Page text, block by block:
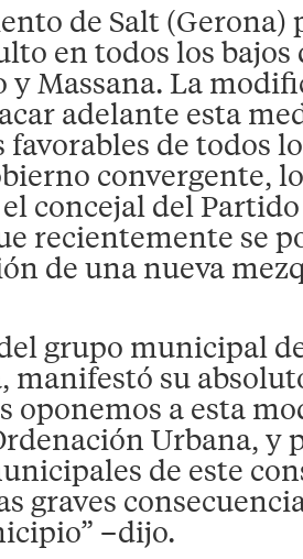
de Salt
en todos los
Massana. La
adelante esta
favorables de todos
convergente,
concejal del
recientemente se
de una nueva
grupo municipal
manifestó su
oponemos a esta
Urbana, y
de este
graves
–dijo.